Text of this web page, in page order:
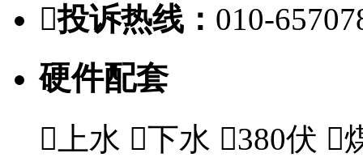
投诉热线： 010-
硬件配套
 上水 下水 380伏 